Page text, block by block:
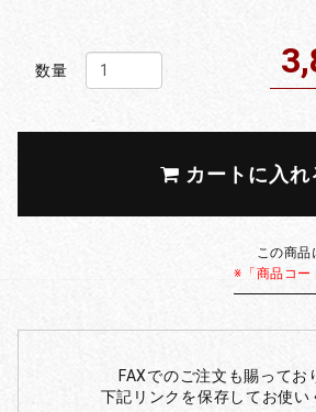
数量
カートに入れ
この商品
※「商品コー
FAXでのご注文も賜ってお
下記リンクを保存してお使い